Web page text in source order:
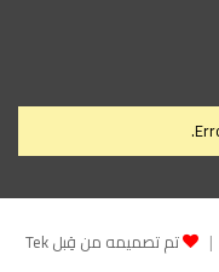
تم تصميمه من قِبل Tek